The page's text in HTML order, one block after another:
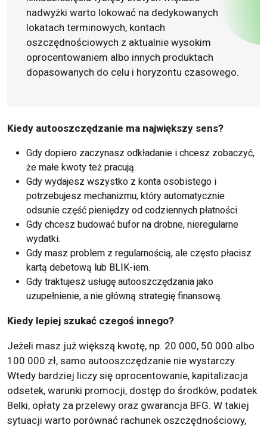
nadwyżki warto lokować na dedykowanych
lokatach terminowych, kontach
oszczędnościowych z aktualnie wysokim
oprocentowaniem albo innych produktach
dopasowanych do celu i horyzontu czasowego.
Kiedy autooszczędzanie ma największy sens?
Gdy dopiero zaczynasz odkładanie i chcesz zobaczyć,
że małe kwoty też pracują.
Gdy wydajesz wszystko z konta osobistego i
potrzebujesz mechanizmu, który automatycznie
odsunie część pieniędzy od codziennych płatności.
Gdy chcesz budować bufor na drobne, nieregularne
wydatki.
Gdy masz problem z regularnością, ale często płacisz
kartą debetową lub BLIK-iem.
Gdy traktujesz usługę autooszczędzania jako
uzupełnienie, a nie główną strategię finansową.
Kiedy lepiej szukać czegoś innego?
Jeżeli masz już większą kwotę, np. 20 000, 50 000 albo
100 000 zł, samo autooszczędzanie nie wystarczy.
Wtedy bardziej liczy się oprocentowanie, kapitalizacja
odsetek, warunki promocji, dostęp do środków, podatek
Belki, opłaty za przelewy oraz gwarancja BFG. W takiej
sytuacji warto porównać rachunek oszczędnościowy,